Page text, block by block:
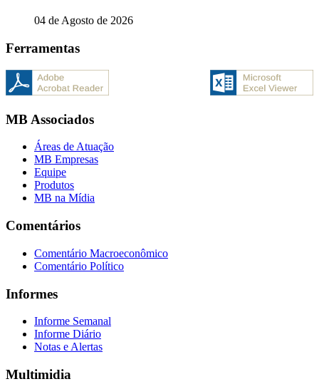
04 de Agosto de 2026
Ferramentas
MB Associados
Áreas de Atuação
MB Empresas
Equipe
Produtos
MB na Mídia
Comentários
Comentário Macroeconômico
Comentário Político
Informes
Informe Semanal
Informe Diário
Notas e Alertas
Multimidia